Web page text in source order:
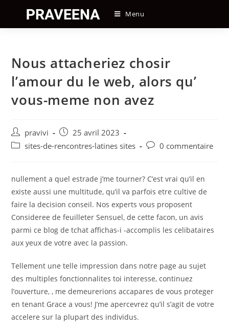
content
Menu
Nous attacheriez chosir
l’amour du le web, alors qu’
vous-meme non avez
Auteur/autrice
de
pravivi
Post
published:
25 avril 2023
Postsites-de-rencontres-latines sites
Post0 commentaire
nullement a quel estrade j’me tourner? C’est vrai qu’il en
existe aussi une multitude, qu’il va parfois etre cultive de
faire la decision conseil. Nos experts vous proposent
Consideree de feuilleter Sensuel, de cette facon, un avis
parmi ce blog de tchat affichas-i -accomplis les celibataires
aux yeux de votre avec la passion.
Tellement une telle impression dans notre page au sujet
des multiples fonctionnalites toi interesse, continuez
l’ouverture, , me demeurerions accapares de vous proteger
en tenant Grace a vous! J’me apercevrez qu’il s’agit de votre
accelere sur la plupart des individus.